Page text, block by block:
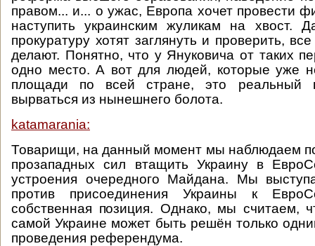
правом... и... о ужас, Европа хочет провести
наступить украинским жуликам на хвост.
прокуратуру хотят заглянуть и проверить,
делают. Понятно, что у Януковича от таких
одно место. А вот для людей, которые уже
площади по всей стране, это реальный
вырваться из нынешнего болота.
katamarania:
Товарищи, на данный момент мы наблюдаем
прозападных сил втащить Украину в
устроения очередного Майдана. Мы
против присоединения Украины к
собственная позиция. Однако, мы считаем,
самой Украине может быть решён только
проведения референдума.